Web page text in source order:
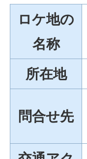
ロケ地の
名称
所在地
問合せ先